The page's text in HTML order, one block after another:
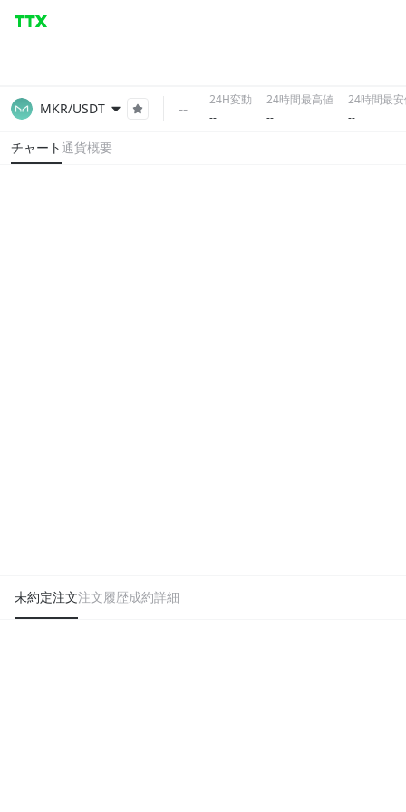
MKR/USDT --
24H変動
--
24時間最高値
--
24時間最
--
チャート通貨概要
未約定注文注文履歴成約詳細